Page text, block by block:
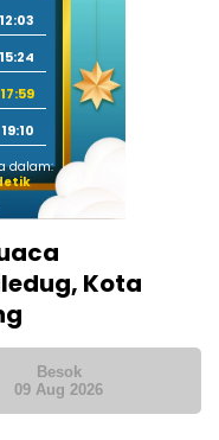
12:03
15:24
17:59
19:10
dalam:
Kota
Besok
09 Aug 2026